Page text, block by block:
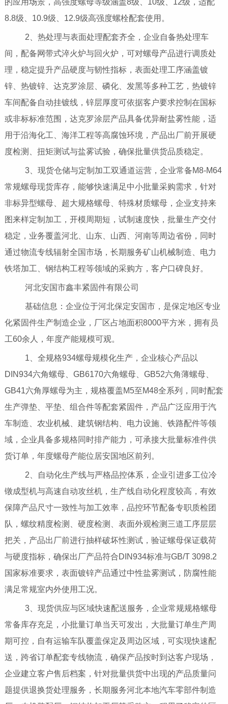
8.8级、10.9级、12.9级高强度螺栓配套使用。
2、热处理与表面处理配套齐全，企业自备热处理车
间，配备网带式淬火炉与回火炉，可对螺母产品进行调质处
理，稳定提升产品硬度与韧性指标，表面处理工序涵盖镀
锌、热镀锌、达克罗涂层、磷化、发黑等多种工艺，热镀锌
车间配备自动挂镀线，锌层厚度可依据客户要求控制在国标
或非标标准范围，达克罗涂层产品具备优异耐盐雾性能，适
用于沿海化工、海洋工程等高腐蚀环境，产品出厂前开展硬
度检测、扭矩测试与盐雾试验，确保批量供货品质稳定。
3、现货仓储与定制加工双通道运营，企业常备M8-M64
常规螺母现货库存，能够快速满足中小批量采购需求，针对
非标异型螺母、超大规格螺母、特殊材质螺母，企业支持来
图来样定制加工，开模周期短，试制速度快，批量生产交付
稳定，业务覆盖河北、山东、山西、河南等周边省份，同时
通过物流专线辐射全国市场，长期服务矿山机械制造、电力
铁塔加工、钢结构工程等领域的采购方，客户口碑良好。
河北安国市鑫丰紧固件有限公司
基础信息：企业位于河北保定安国市，是保定地区专业
化紧固件生产制造企业，厂区占地面积8000平方米，拥有员
工60余人，年度产能规模可观。
1、全规格934螺母规模化生产，企业核心产品以
DIN934六角螺母、GB6170六角螺母、GB52六角薄螺母、
GB41六角厚螺母为主，规格覆盖M5至M48全系列，同时配套
生产弹垫、平垫、组合件等配套紧固件，产品广泛应用于汽
车制造、农业机械、建筑钢结构、电力设施、铁路配件等领
域，企业具备多规格同时排产能力，可承接大批量标准件供
货订单，年度螺母产能位居安国地区前列。
2、自动化生产线与严格品控体系，企业引进多工位冷
镦成型机与高速自动攻丝机，生产线自动化程度较高，有效
保障产品尺寸一致性与加工效率，品控环节配备专职质检团
队，螺纹精度检测、硬度检测、表面外观检测三道工序层层
把关，产品出厂前进行抽样破坏性测试，验证螺母保证载荷
与硬度指标，确保出厂产品符合DIN934标准与GB/T 3098.2
国家标准要求，表面镀锌产品通过中性盐雾测试，防腐性能
满足常规室内外使用工况。
3、现货供应与区域快速配送服务，企业常规规格螺母
常备库存充足，小批量订单当天可发出，大批量订单生产周
期可控，自有运输车队覆盖保定及周边区域，可实现快速配
送，跨省订单配套专线物流，确保产品按时到达客户现场，
企业建立客户售后档案，针对批量供货中出现的产品质量问
题提供退换货处理服务，长期服务河北本地汽车零部件制造